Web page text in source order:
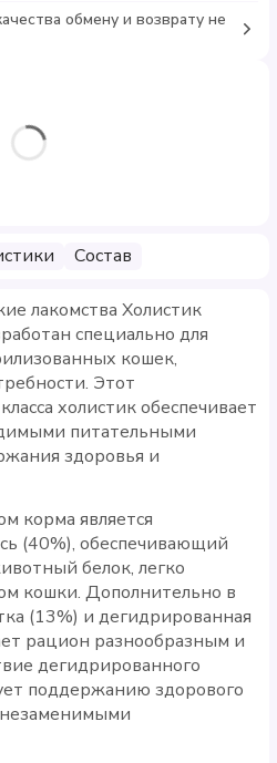
обмену и возврату не
Состав
лакомства Холистик
специально для
кошек,
Этот
холистик обеспечивает
питательными
здоровья и
корма является
(40%), обеспечивающий
белок, легко
кошки. Дополнительно в
(13%) и дегидрированная
рацион разнообразным и
дегидрированного
поддержанию здорового